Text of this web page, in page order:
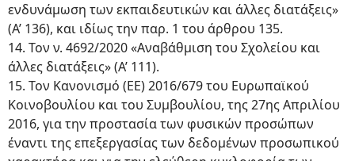
ενδυνάμωση των εκπαιδευτικών και άλλες διατάξεις»
(Α’ 136), και ιδίως την παρ. 1 του άρθρου 135.
14. Τον ν. 4692/2020 «Αναβάθμιση του Σχολείου και
άλλες διατάξεις» (Α’ 111).
15. Τον Κανονισμό (ΕΕ) 2016/679 του Ευρωπαϊκού
Κοινοβουλίου και του Συμβουλίου, της 27ης Απριλίου
2016, για την προστασία των φυσικών προσώπων
έναντι της επεξεργασίας των δεδομένων προσωπικού